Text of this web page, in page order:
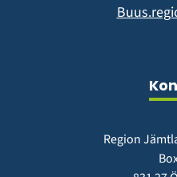
Region